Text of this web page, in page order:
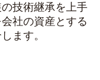
技術継承を上手
社の資産とする
ます。